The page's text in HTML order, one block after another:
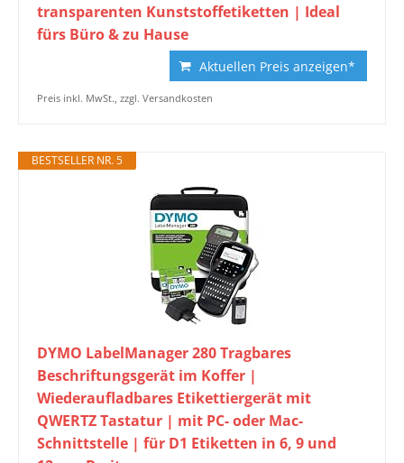
transparenten Kunststoffetiketten | Ideal
fürs Büro & zu Hause
Aktuellen Preis anzeigen*
Preis inkl. MwSt., zzgl. Versandkosten
BESTSELLER NR. 5
DYMO LabelManager 280 Tragbares
Beschriftungsgerät im Koffer |
Wiederaufladbares Etikettiergerät mit
QWERTZ Tastatur | mit PC- oder Mac-
Schnittstelle | für D1 Etiketten in 6, 9 und